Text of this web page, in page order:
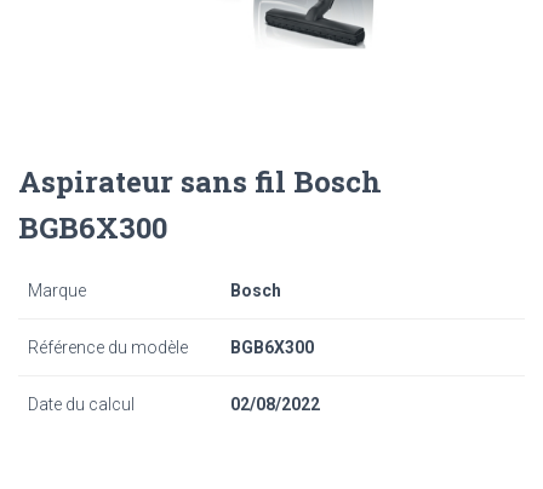
Aspirateur sans fil Bosch
BGB6X300
Marque Bosch
Référence du modèle BGB6X300
Date du calcul 02/08/2022